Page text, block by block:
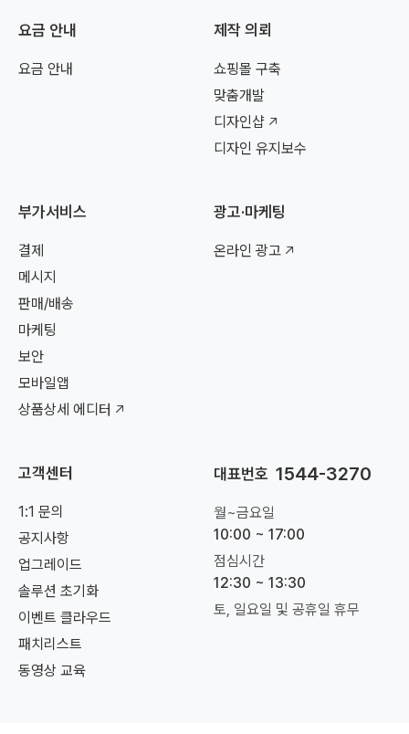
요금 안내
요금 안내
제작 의뢰
쇼핑몰 구축
맞춤개발
디자인샵
디자인 유지보수
부가서비스
결제
메시지
판매/배송
마케팅
보안
모바일앱
상품상세 에디터
광고·마케팅
온라인 광고
고객센터
1:1 문의
공지사항
업그레이드
솔루션 초기화
이벤트 클라우드
패치리스트
동영상 교육
대표번호 1544-3270
월~금요일
10:00 ~ 17:00
점심시간
12:30 ~ 13:30
토, 일요일 및 공휴일 휴무